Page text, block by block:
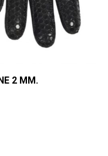
2 MM.